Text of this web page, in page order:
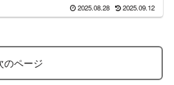
2025.08.28 2025.09.12
のページ